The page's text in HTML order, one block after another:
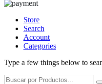
Store
Search
Account
Categories
Type a few things below to